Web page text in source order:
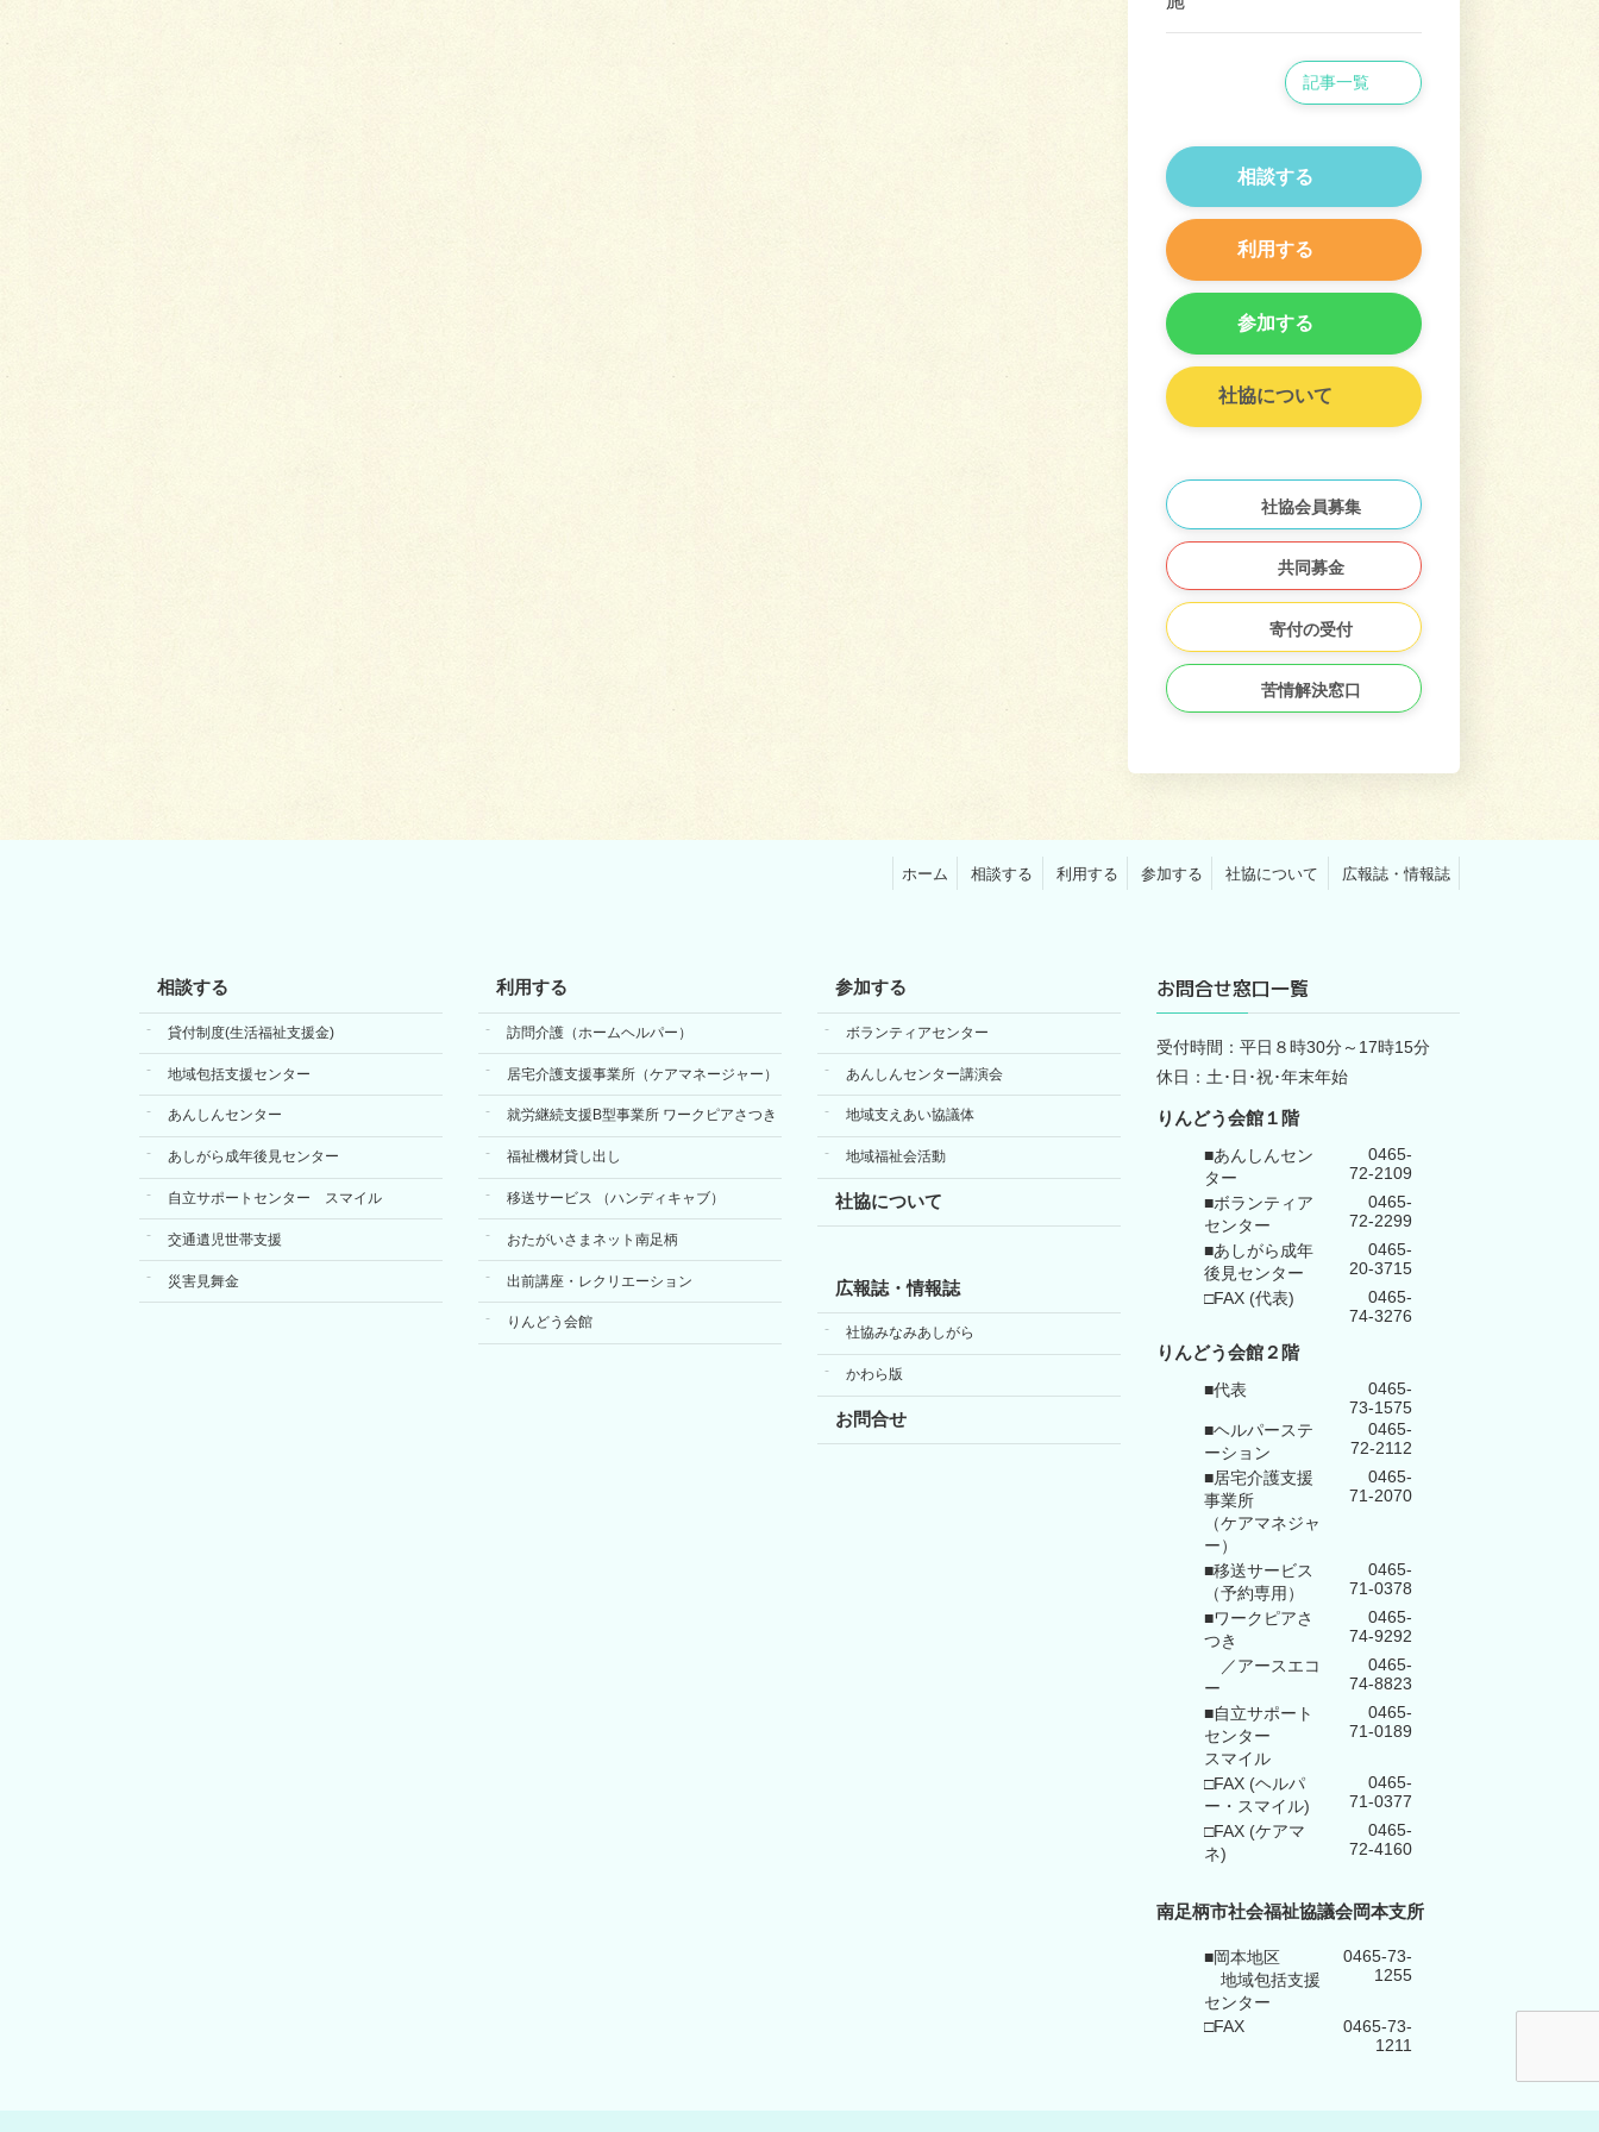
記事一覧
相談する
利用する
参加する
社協について
社協会員募集
共同募金
寄付の受付
苦情解決窓口
ホーム 相談する 利用する 参加する 社協について 広報誌・情報誌
相談する
貸付制度(生活福祉支援金)
地域包括支援センター
あんしんセンター
あしがら成年後見センター
自立サポートセンター スマイル
交通遺児世帯支援
災害見舞金
利用する
訪問介護（ホームヘルパー）
居宅介護支援事業所（ケアマネージャー）
就労継続支援B型事業所 ワークピアさつき
福祉機材貸し出し
移送サービス （ハンディキャブ）
おたがいさまネット南足柄
出前講座・レクリエーション
りんどう会館
参加する
ボランティアセンター
あんしんセンター講演会
地域支えあい協議体
地域福祉会活動
社協について
広報誌・情報誌
社協みなみあしがら
かわら版
お問合せ
お問合せ窓口一覧
受付時間：平日８時30分～17時15分
休日：土･日･祝･年末年始
りんどう会館１階
■あんしんセン
ター
0465-
72-2109
■ボランティア
センター
0465-
72-2299
■あしがら成年
後見センター
0465-
20-3715
□FAX (代表)
0465-
74-3276
りんどう会館 ２階
■代表
0465-
73-1575
■ヘルパーステ
ーション
0465-
72-2112
■居宅介護支援
事業所
（ケアマネジャ
ー）
0465-
71-2070
■移送サービス
（予約専用）
0465-
71-0378
■ワークピアさ
つき
0465-
74-9292
／アースエコ
ー
0465-
74-8823
■自立サポート
センター
スマイル
0465-
71-0189
□FAX (ヘルパ
ー・スマイル)
0465-
71-0377
□FAX (ケアマ
ネ)
0465-
72-4160
南足柄市社会福祉協議会岡本支所
■岡本地区
地域包括支援
センター
0465-73-
1255
□FAX
0465-73-
1211